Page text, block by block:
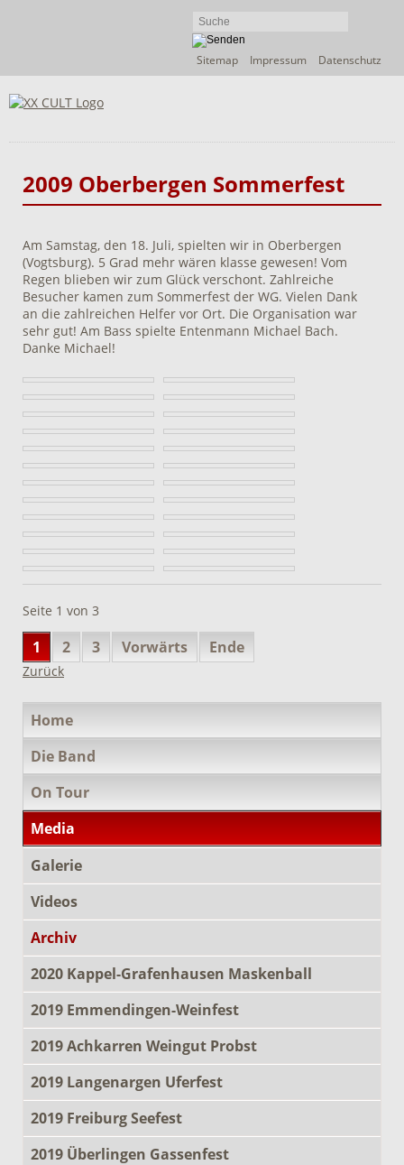
Navigation
Sitemap Impressum Datenschutz
2009 Oberbergen Sommerfest
Am Samstag, den 18. Juli, spielten wir in Oberbergen
(Vogtsburg). 5 Grad mehr wären klasse gewesen! Vom
Regen blieben wir zum Glück verschont. Zahlreiche
Besucher kamen zum Sommerfest der WG. Vielen Dank
an die zahlreichen Helfer vor Ort. Die Organisation war
sehr gut! Am Bass spielte Entenmann Michael Bach.
Danke Michael!
Seite 1 von 3
1 2 3 Vorwärts Ende
Zurück
überspringen
Home
Die Band
On Tour
Media
Galerie
Videos
Archiv
2020 Kappel-Grafenhausen Maskenball
2019 Emmendingen-Weinfest
2019 Achkarren Weingut Probst
2019 Langenargen Uferfest
2019 Freiburg Seefest
2019 Überlingen Gassenfest